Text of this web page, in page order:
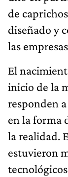
de
diseñado y
las
El
inicio de la
responden
en la forma
la realidad.
estuvieron